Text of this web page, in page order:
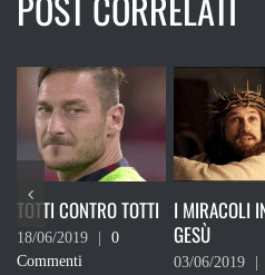
TOTTI
| 0
I MIRACOLI INEDITI DI
GESÙ
03/06/2019 | 0